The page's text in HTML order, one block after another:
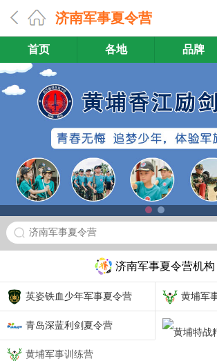
济南军事夏令营
首页 各地 品牌
济南军事夏令营
济南军事夏令营机构
英姿铁血少年军事夏令营 黄埔军
青岛深蓝利剑夏令营
黄埔军事训练营